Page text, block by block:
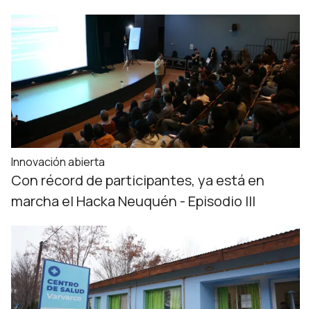
Innovación abierta
Con récord de participantes, ya está en
marcha el Hacka Neuquén - Episodio III